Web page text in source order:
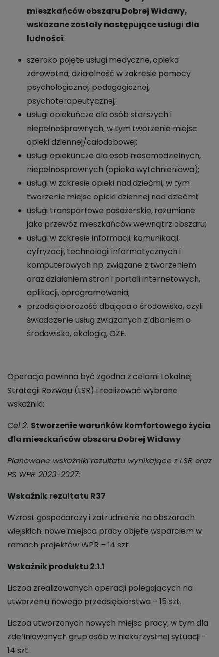
mieszkańców obszaru Dobrej Widawy,
wskazane zostały następujące usługi dla
ludności:
szeroko pojęte usługi medyczne, opieka
zdrowotna, działalność w zakresie pomocy
psychologicznej, pedagogicznej,
psychoterapeutycznej;
usługi opiekuńcze dla osób starszych i
niepełnosprawnych, w tym tworzenie miejsc
opieki dziennej/całodobowej;
usługi opiekuńcze dla osób niesamodzielnych,
niepełnosprawnych (opieka wytchnieniowa);
usługi w zakresie opieki nad dziećmi, w tym
tworzenie miejsc opieki dziennej nad dziećmi;
usługi transportowe pasażerskie, rozumiane
jako przewóz mieszkańców wewnątrz obszaru;
usługi w zakresie informacji, komunikacji,
cyfryzacji, technologii informatycznych i
komputerowych np. związane z tworzeniem
oraz działaniem stron i portali internetowych,
aplikacji, oprogramowania;
przedsiębiorczość dbająca o środowisko, czyli
świadczenie usług związanych z dbaniem o
środowisko, ekologią, OZE.
Operacja powinna być zgodna z celami Lokalnej
Strategii Rozwoju (LSR) i realizować wybrane
wskaźniki:
Cel 2. Stworzenie warunków komfortowego życia
dla mieszkańców obszaru Dobrej Widawy
Planowane wskaźniki rezultatu wynikające z LSR oraz
PS WPR 2023-2027:
Wskaźnik rezultatu R37
Wzrost gospodarczy i zatrudnienie na obszarach
wiejskich: nowe miejsca pracy objęte wsparciem w
ramach projektów WPR – 14 szt.
Wskaźnikproduktu 2.1.1
Liczba zrealizowanych operacji polegających na
utworzeniu nowego przedsiębiorstwa – 15 szt.
Liczba utworzonych nowych miejsc pracy, w tym dla
zdefiniowanych grup osób w niekorzystnej sytuacji -
14 szt.